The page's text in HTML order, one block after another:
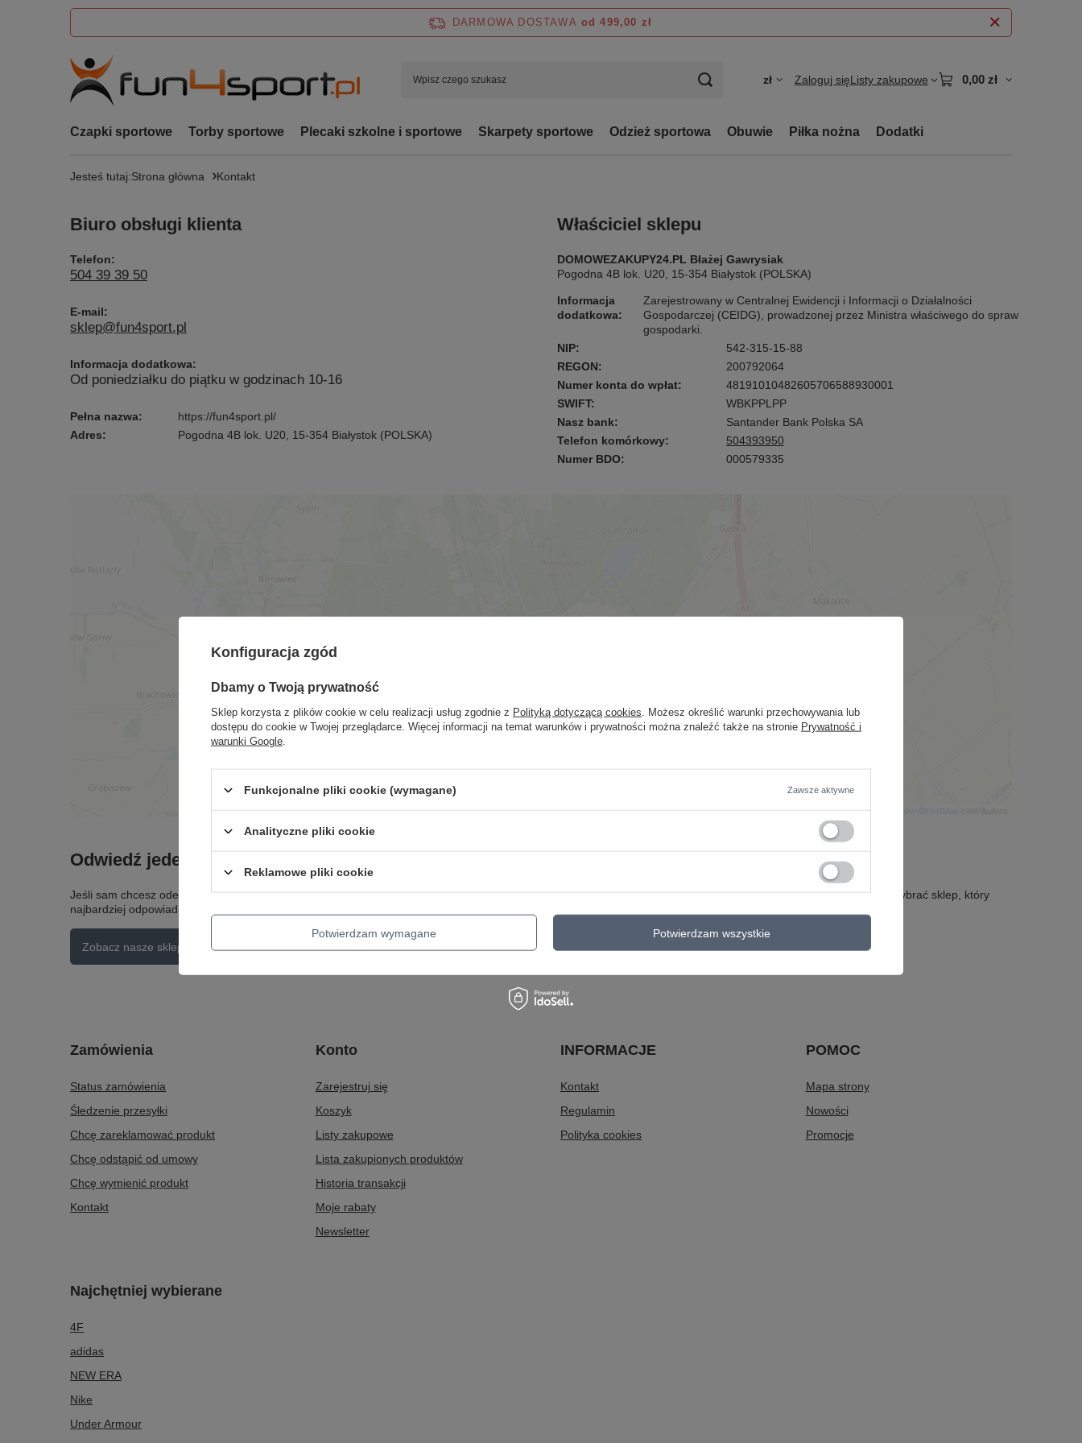
DARMOWA DOSTAWA od 499,00 zł
zł Zaloguj sięListy zakupowe 0,00 zł
Czapki sportowe Torby sportowe Plecaki szkolne i sportowe Skarpety sportowe Odzież sportowa Obuwie Piłka nożna Dodatki
Jesteś tutaj:Strona główna Kontakt
Biuro obsługi klienta
Telefon:
504 39 39 50
E-mail:
sklep@fun4sport.pl
Informacja dodatkowa:
Od poniedziałku do piątku w godzinach 10-16
Pełna nazwa:
https://fun4sport.pl/
Adres:
Pogodna 4B lok. U20, 15-354 Białystok (POLSKA)
Właściciel sklepu
DOMOWEZAKUPY24.PL Błażej Gawrysiak
Pogodna 4B lok. U20, 15-354 Białystok (POLSKA)
Informacja
dodatkowa:
Zarejestrowany w Centralnej Ewidencji i Informacji o Działalności
Gospodarczej (CEIDG), prowadzonej przez Ministra właściwego do spraw
gospodarki.
NIP:
542-315-15-88
REGON:
200792064
Numer konta do wpłat:
48191010482605706588930001
SWIFT:
WBKPPLPP
Nasz bank:
Santander Bank Polska SA
Telefon komórkowy:
504393950
Numer BDO:
000579335
OpenStreetMap
Odwiedź jeden z naszych sklepów
Jeśli sam chcesz odebrac zamówienie lub obejrzeć nasz asortyment, możesz to zrobić w jednym z wielu naszych sklepów. Sprawdz adresy i godziny dostaw, aby wybrać sklep, który
najbardziej odpowiada Twoim potrzebom.
Zobacz nasze sklepy
Zamówienia
Status zamówienia
Śledzenie przesyłki
Chcę zareklamować produkt
Chcę odstąpić od umowy
Chcę wymienić produkt
Kontakt
Konto
Zarejestruj się
Koszyk
Listy zakupowe
Lista zakupionych produktów
Historia transakcji
Moje rabaty
Newsletter
INFORMACJE
Kontakt
Regulamin
Polityka cookies
POMOC
Mapa strony
Nowości
Promocje
Najchętniej wybierane
4F
adidas
NEW ERA
Nike
Under Armour
Konfiguracja zgód
Dbamy o Twoją prywatność
Sklep korzysta z plików cookie w celu realizacji usług zgodnie z Polityką dotyczącą cookies . Możesz określić warunki przechowywania lub
dostępu do cookie w Twojej przeglądarce. Więcej informacji na temat warunków i prywatności można znaleźć także na stronie Prywatność i
warunki Google
Funkcjonalne pliki cookie (wymagane) Zawsze aktywne
Analityczne pliki cookie
Reklamowe pliki cookie
Potwierdzam wymagane Potwierdzam wszystkie